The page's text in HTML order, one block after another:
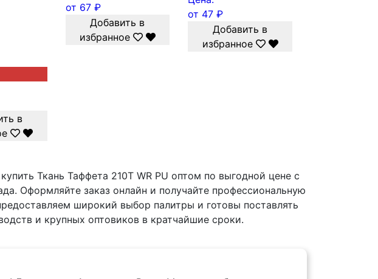
в
от 67 ₽
Добавить в
избранное
от 47 ₽
Добавить в
избранное
Ткань Таффета 210T WR PU оптом по выгодной цене с
Оформляйте заказ онлайн и получайте профессиональную
широкий выбор палитры и готовы поставлять
и крупных оптовиков в кратчайшие сроки.